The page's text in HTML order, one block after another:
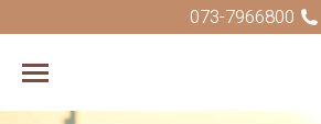
073-7966800